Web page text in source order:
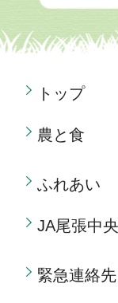
トップ
農と食
ふれあい
JA尾張中
緊急連絡先